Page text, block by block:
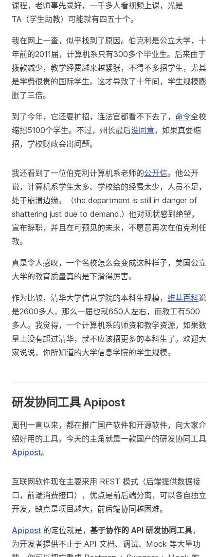
课程，老师事先录好，一千多人看视频上课，光是
TA（学生助教）可能就有四五十个。
我在网上一查，似乎找到了原因。伯克利是公立大学，十
年前的2011届，计算机系只有300多个毕业生。后来由于
拨款减少，教学经费越来越紧张，不得不多招学生，尤其
是学费很贵的国际学生。这才导致了十年间，学生规模膨
胀了三倍。
到了今年，它还要扩招，连法官都看不下去了， 命令全校
缩招5100个学生。不过，州长最后没同意，如果真要缩
招，学校财政会出问题。
我还看到了一位伯克利计算机系老师的公开信。他公开
说，计算机系学生太多、学校给的经费太少，人员不足，
处于崩溃边缘。（the department is still in danger of
shattering just due to demand.）他对现状感到绝望，
宣布辞职，并且在可预见的未来，不愿意再次在伯克利任
教。
真是令人感叹，一个名校怎么会变成这种样子，美国公立
大学的教育质量真的是下滑得厉害。
作为比较，清华大学信息学院的本科生规模， 维基百科说
是2600多人，那么一届也就650人左右，而教工有500
多人。我觉得，一个计算机系的师资和教学资源，如果数
量上没有超过清华，就不应该招更多的本科生了。欢迎大
家说说，你所知道的大学信息学院的学生规模。
研发协同工具 Apipost
周刊一直以来，都在推广国产软件和开源软件，向大家介
绍好用的工具。今天的主角就是一款国产的研发协同工具
Apipost。
互联网软件现在主要采用 REST 模式（后端提供数据接
口，前端消费接口），优点是前后端分离，可以各自独立
开发，缺点是项目越大，前后端协同越困难。
Apipost 的定位就是， 基于协作的 API 研发协同工具，
为开发者提供不止于 API 文档、调试、Mock 等大量功